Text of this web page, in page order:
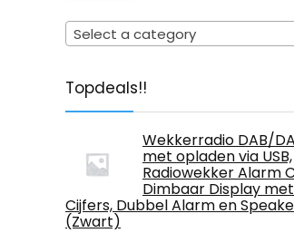
Select a category
Topdeals!!
Wekkerradio DAB/
met opladen via USB,
Radiowekker Alarm
Dimbaar Display
Cijfers, Dubbel Alarm en
(Zwart)